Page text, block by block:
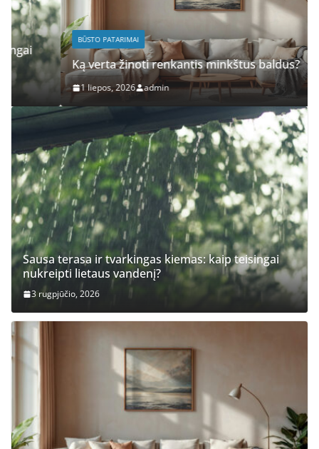
BŪSTO PATARIMAI
Ką verta žinoti renkantis minkštus baldus?
1 liepos, 2026 admin
Sausa terasa ir tvarkingas kiemas: kaip teisingai
nukreipti lietaus vandenį?
3 rugpjūčio, 2026